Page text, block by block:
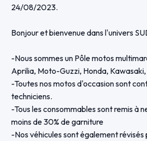
24/08/2023.
Bonjour et bienvenue dans l'univers
-Nous sommes un Pôle motos
Aprilia, Moto-Guzzi, Honda, Kawasaki,
-Toutes nos motos d'occasion sont
techniciens.
-Tous les consommables sont remis à
moins de 30% de garniture
-Nos véhicules sont également révisés